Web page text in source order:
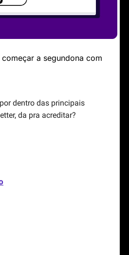
a segundona com
dentro das principais
da pra acreditar?